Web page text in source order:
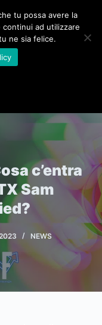
c’entra
Sam
NEWS
tu possa avere la
ad utilizzare
ne sia felice.